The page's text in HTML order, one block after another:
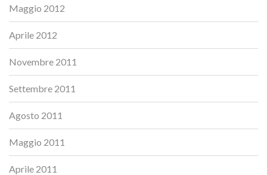
Maggio 2012
Aprile 2012
Novembre 2011
Settembre 2011
Agosto 2011
Maggio 2011
Aprile 2011